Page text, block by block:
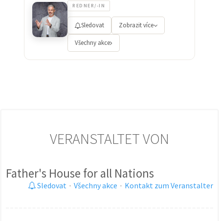
REDNER/-IN
Sledovat Zobrazit více
Všechny akce
VERANSTALTET VON
Father's House for all Nations
Sledovat · Všechny akce · Kontakt zum Veranstalter